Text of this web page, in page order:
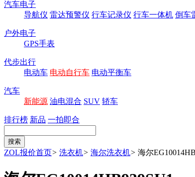
汽车电子
导航仪 雷达预警仪 行车记录仪 行车一体机 倒车
户外电子
GPS手表
代步出行
电动车 电动自行车 电动平衡车
汽车
新能源 油电混合 SUV 轿车
排行榜 新品 一拍即合
ZOL报价首页> 洗衣机> 海尔洗衣机> 海尔